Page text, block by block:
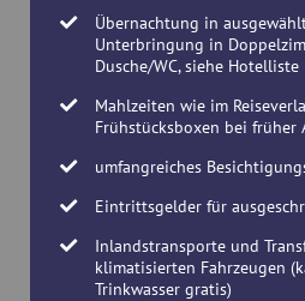
Übernachtung in
Unterbringung in
Dusche/WC, siehe Hotelliste
Mahlzeiten wie im
Frühstücksboxen bei früher
umfangreiches
Eintrittsgelder für
Inlandstransporte und
klimatisierten Fahrzeugen
Trinkwasser gratis)